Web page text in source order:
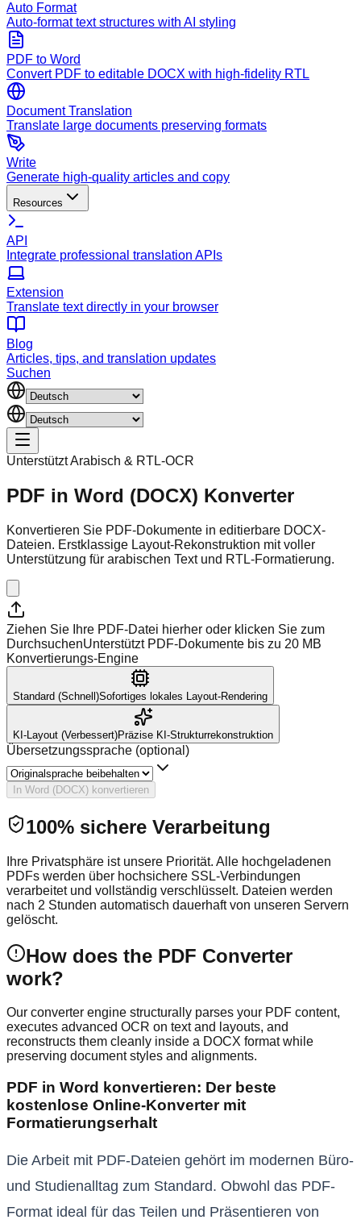
Auto Format
Auto-format text structures with AI styling
PDF to Word
Convert PDF to editable DOCX with high-fidelity RTL
Document Translation
Translate large documents preserving formats
Write
Generate high-quality articles and copy
Resources
API
Integrate professional translation APIs
Extension
Translate text directly in your browser
Blog
Articles, tips, and translation updates
Suchen
Unterstützt Arabisch & RTL-OCR
PDF in Word (DOCX) Konverter
Konvertieren Sie PDF-Dokumente in editierbare DOCX-
Dateien. Erstklassige Layout-Rekonstruktion mit voller
Unterstützung für arabischen Text und RTL-Formatierung.
Ziehen Sie Ihre PDF-Datei hierher oder klicken Sie zum
DurchsuchenUnterstützt PDF-Dokumente bis zu 20 MB
Konvertierungs-Engine
Standard (Schnell)Sofortiges lokales Layout-Rendering
KI-Layout (Verbessert)Präzise KI-Strukturrekonstruktion
Übersetzungssprache (optional)
In Word (DOCX) konvertieren
100% sichere Verarbeitung
Ihre Privatsphäre ist unsere Priorität. Alle hochgeladenen
PDFs werden über hochsichere SSL-Verbindungen
verarbeitet und vollständig verschlüsselt. Dateien werden
nach 2 Stunden automatisch dauerhaft von unseren Servern
gelöscht.
How does the PDF Converter
work?
Our converter engine structurally parses your PDF content,
executes advanced OCR on text and layouts, and
reconstructs them cleanly inside a DOCX format while
preserving document styles and alignments.
PDF in Word konvertieren: Der beste
kostenlose Online-Konverter mit
Formatierungserhalt
Die Arbeit mit PDF-Dateien gehört im modernen Büro-
und Studienalltag zum Standard. Obwohl das PDF-
Format ideal für das Teilen und Präsentieren von